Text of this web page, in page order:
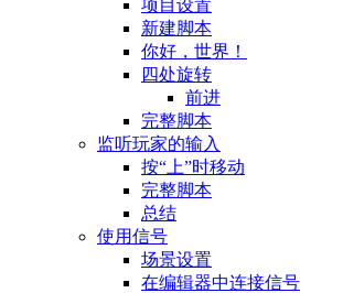
项目设置
新建脚本
你好，世界！
四处旋转
前进
完整脚本
监听玩家的输入
按“上”时移动
完整脚本
总结
使用信号
场景设置
在编辑器中连接信号